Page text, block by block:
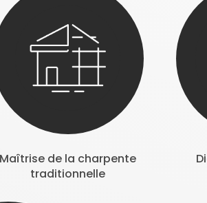
Maîtrise de la charpente
traditionnelle